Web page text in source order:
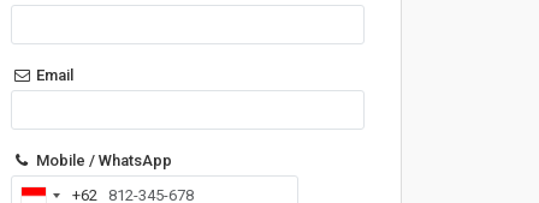
Email
Mobile / WhatsApp
Indonesia
+62